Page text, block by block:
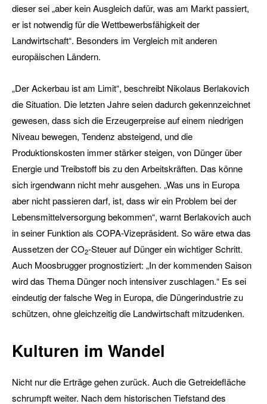
dieser sei „aber kein Ausgleich dafür, was am Markt passiert,
er ist notwendig für die Wettbewerbsfähigkeit der
Landwirtschaft“. Besonders im Vergleich mit anderen
europäischen Ländern.
„Der Ackerbau ist am Limit“, beschreibt Nikolaus Berlakovich
die Situation. Die letzten Jahre seien dadurch gekennzeichnet
gewesen, dass sich die Erzeugerpreise auf einem niedrigen
Niveau bewegen, Tendenz absteigend, und die
Produktionskosten immer stärker steigen, von Dünger über
Energie und Treibstoff bis zu den Arbeitskräften. Das könne
sich irgendwann nicht mehr ausgehen. „Was uns in Europa
aber nicht passieren darf, ist, dass wir ein Problem bei der
Lebensmittelversorgung bekommen“, warnt Berlakovich auch
in seiner Funktion als COPA-Vizepräsident. So wäre etwa das
Aussetzen der CO2-Steuer auf Dünger ein wichtiger Schritt.
Auch Moosbrugger prognostiziert: „In der kommenden Saison
wird das Thema Dünger noch intensiver zuschlagen.“ Es sei
eindeutig der falsche Weg in Europa, die Düngerindustrie zu
schützen, ohne gleichzeitig die Landwirtschaft mitzudenken.
Kulturen im Wandel
Nicht nur die Erträge gehen zurück. Auch die Getreidefläche
schrumpft weiter. Nach dem historischen Tiefstand des